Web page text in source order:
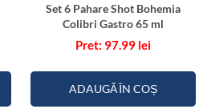
Set 6 Pahare Shot Bohemia
Colibri Gastro 65 ml
97.99 lei
ADAUGĂ ÎN COȘ